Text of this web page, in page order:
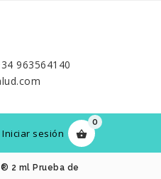
963564140

0
Iniciar sesión
2 ml Prueba de